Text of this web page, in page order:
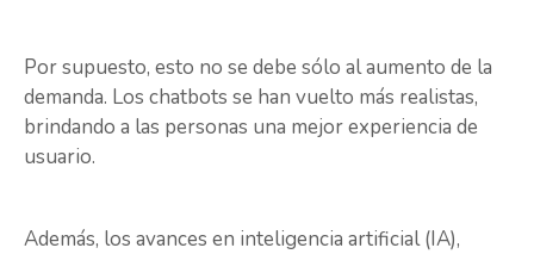
Por supuesto, esto no se debe sólo al aumento de la
demanda. Los chatbots se han vuelto más realistas,
brindando a las personas una mejor experiencia de
usuario.
Además, los avances en inteligencia artificial (IA),